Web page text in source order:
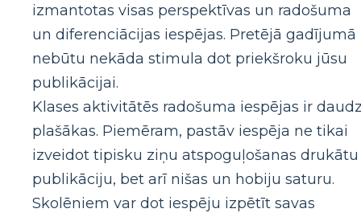
izmantotas visas perspektīvas un radošuma
un diferenciācijas iespējas. Pretējā gadījumā
nebūtu nekāda stimula dot priekšroku jūsu
publikācijai.
Klases aktivitātēs radošuma iespējas ir
plašākas. Piemēram, pastāv iespēja ne tikai
izveidot tipisku ziņu atspoguļošanas drukātu
publikāciju, bet arī nišas un hobiju saturu.
Skolēniem var dot iespēju izpētīt savas